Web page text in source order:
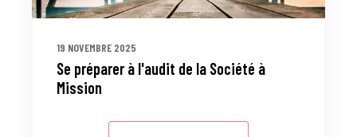
19 NOVEMBRE 2025
Se préparer à l'audit de la Société à
Mission